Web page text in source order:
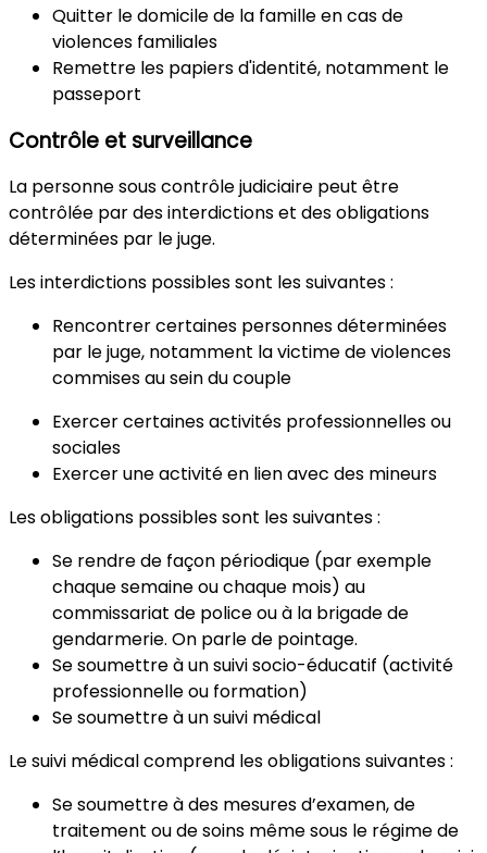
Quitter le domicile de la famille en cas de
violences familiales
Remettre les papiers d'identité, notamment le
passeport
Contrôle et surveillance
La personne sous contrôle judiciaire peut être
contrôlée par des interdictions et des obligations
déterminées par le juge.
Les interdictions possibles sont les suivantes :
Rencontrer certaines personnes déterminées
par le juge, notamment la victime de violences
commises au sein du couple
Exercer certaines activités professionnelles ou
sociales
Exercer une activité en lien avec des mineurs
Les obligations possibles sont les suivantes :
Se rendre de façon périodique (par exemple
chaque semaine ou chaque mois) au
commissariat de police ou à la brigade de
gendarmerie. On parle de pointage.
Se soumettre à un suivi socio-éducatif (activité
professionnelle ou formation)
Se soumettre à un suivi médical
Le suivi médicalcomprend les obligations suivantes :
Se soumettre à des mesures d’examen, de
traitement ou de soins même sous le régime de